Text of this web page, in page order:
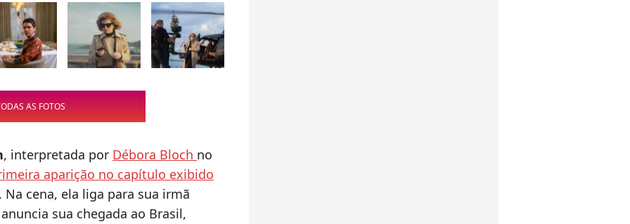
AS FOTOS
, interpretada por Débora Bloch no
aparição no capítulo exibido
Na cena, ela liga para sua irmã
sua chegada ao Brasil,